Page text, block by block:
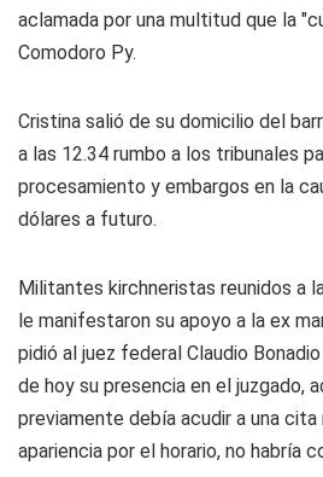
aclamada por una multitud que la
Comodoro Py.
Cristina salió de su domicilio del
a las 12.34 rumbo a los tribunales
procesamiento y embargos en la
dólares a futuro.
Militantes kirchneristas reunidos a
le manifestaron su apoyo a la ex
pidió al juez federal Claudio
de hoy su presencia en el juzgado,
previamente debía acudir a una cita
apariencia por el horario, no habría